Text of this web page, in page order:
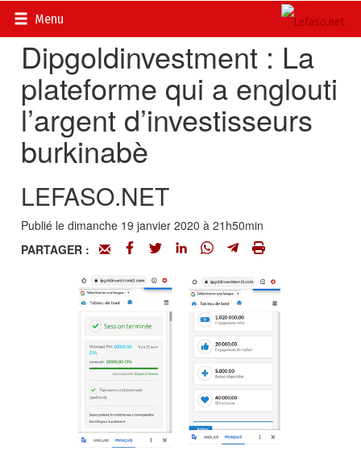
Menu
Accueil>
Dipgoldinvestment : La
plateforme qui a englouti
l’argent d’investisseurs
burkinabè
LEFASO.NET
Publié le dimanche 19 janvier 2020 à 21h50min
PARTAGER :